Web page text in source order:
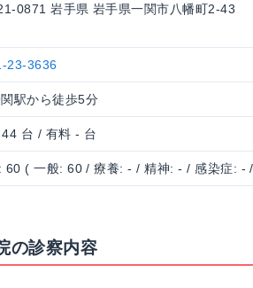
0871 岩手県 岩手県一関市八幡町2-43
23-3636
駅から徒歩5分
台 / 有料 - 台
60 ( 一般: 60 / 療養: - / 精神: - / 感染症: -
の診察内容